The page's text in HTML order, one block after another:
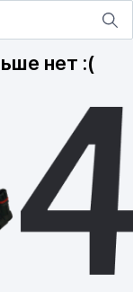
нет :(